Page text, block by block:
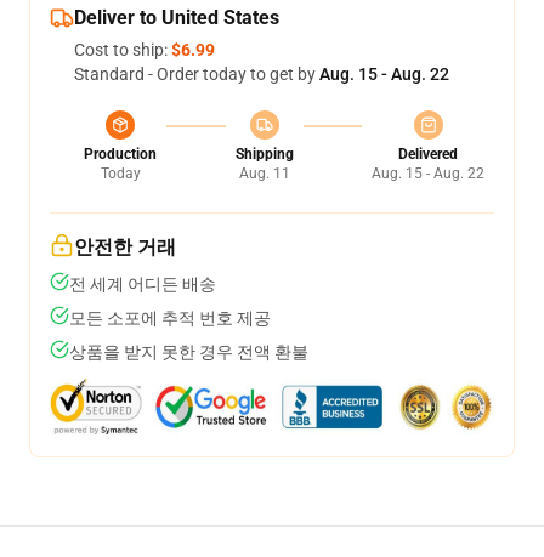
Deliver to United States
Cost to ship:$6.99
Standard - Order today to get byAug. 15 - Aug. 22
Production
Today
Shipping
Aug. 11
Delivered
Aug. 15 - Aug. 22
안전한 거래
전 세계 어디든 배송
모든 소포에 추적 번호 제공
상품을 받지 못한 경우 전액 환불